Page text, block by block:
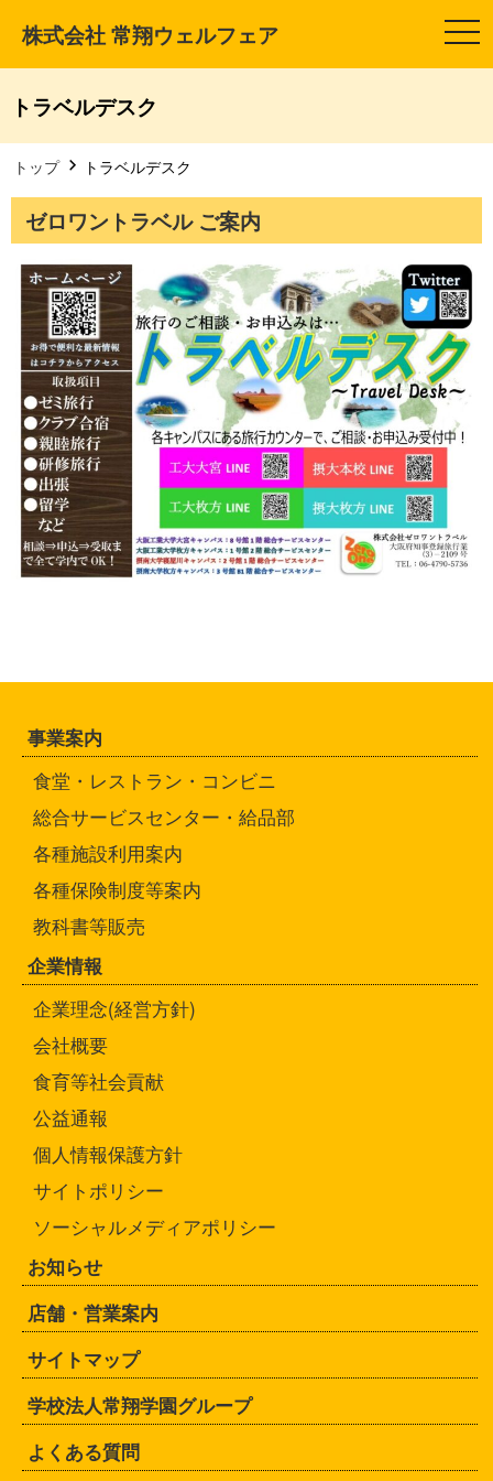
株式会社 常翔ウェルフェア
t
o
a
i
トラベルデスク
トップ トラベルデスク
ゼロワントラベル ご案内
事業案内
食堂・レストラン・コンビニ
総合サービスセンター・給品部
各種施設利用案内
各種保険制度等案内
教科書等販売
企業情報
企業理念(経営方針)
会社概要
食育等社会貢献
公益通報
個人情報保護方針
サイトポリシー
ソーシャルメディアポリシー
お知らせ
店舗・営業案内
サイトマップ
学校法人常翔学園グループ
よくある質問